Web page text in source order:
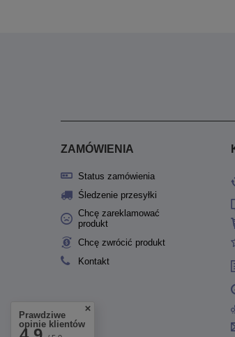
ZAMÓWIENIA
Status zamówienia
Śledzenie przesyłki
Chcę zareklamować
produkt
Chcę zwrócić produkt
Kontakt
Prawdziwe
opinie klientów